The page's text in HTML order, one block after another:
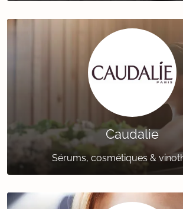
Caudalie
Sérums, cosmétiques &